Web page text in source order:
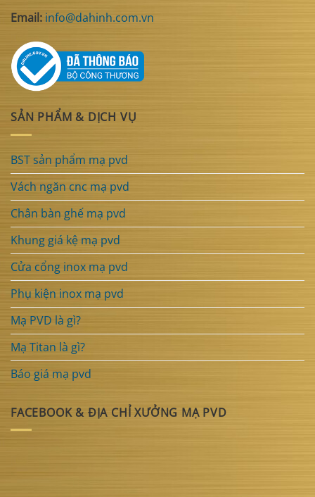
Email: info@dahinh.com.vn
SẢN PHẨM & DỊCH VỤ
BST sản phẩm mạ pvd
Vách ngăn cnc mạ pvd
Chân bàn ghế mạ pvd
Khung giá kệ mạ pvd
Cửa cổng inox mạ pvd
Phụ kiện inox mạ pvd
Mạ PVD là gì?
Mạ Titan là gì?
Báo giá mạ pvd
FACEBOOK & ĐỊA CHỈ XƯỞNG MẠ PVD